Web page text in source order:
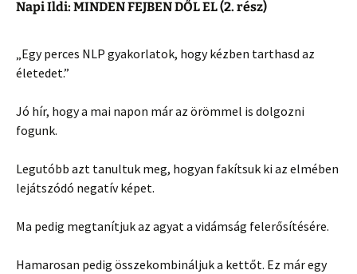
Napi Ildi: MINDEN FEJBEN DŐL EL (2. rész)
„Egy perces NLP gyakorlatok, hogy kézben tarthasd az
életedet.”
Jó hír, hogy a mai napon már az örömmel is dolgozni
fogunk.
Legutóbb azt tanultuk meg, hogyan fakítsuk ki az elmében
lejátszódó negatív képet.
Ma pedig megtanítjuk az agyat a vidámság felerősítésére.
Hamarosan pedig összekombináljuk a kettőt. Ez már egy